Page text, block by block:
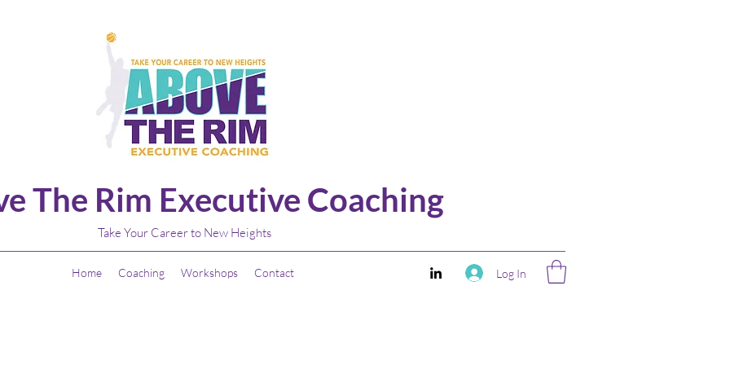
The Rim Executive Coaching
Take Your Career to New Heights
Home Coaching Workshops Contact Log In